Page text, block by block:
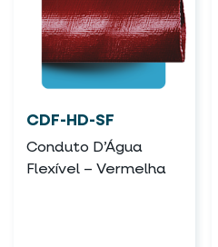
CDF-HD-SF
Conduto D’Água
Flexível – Vermelha